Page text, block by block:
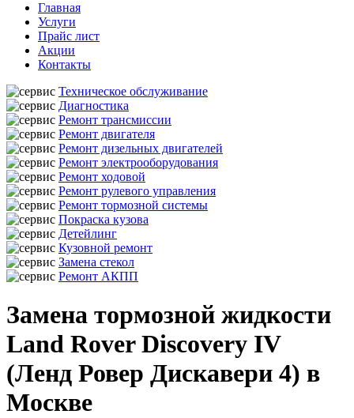
Главная
Услуги
Прайс лист
Акции
Контакты
Техническое обслуживание
Диагностика
Ремонт трансмиссии
Ремонт двигателя
Ремонт дизельных двигателей
Ремонт электрооборудования
Ремонт ходовой
Ремонт рулевого управления
Ремонт тормозной системы
Покраска кузова
Детейлинг
Кузовной ремонт
Замена стекол
Ремонт АКПП
Замена тормозной жидкости
Land Rover Discovery IV
(Ленд Ровер Дискавери 4) в
Москве